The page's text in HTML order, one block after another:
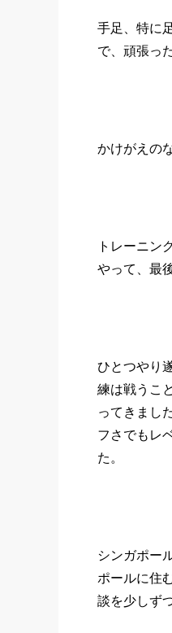
手足、特に
で、頑張っ
かけがえの
トレーニン
やって、最
ひとつやり
練は戦うこ
ってきまし
フさでもレ
た。
シンガポー
ポールに住
談を少しず